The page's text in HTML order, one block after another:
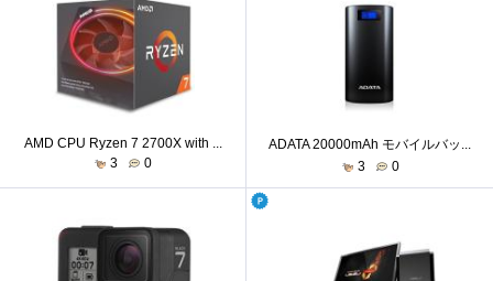
AMD CPU Ryzen 7 2700X with ...
3
0
ADATA 20000mAh モバイルバッ...
3
0